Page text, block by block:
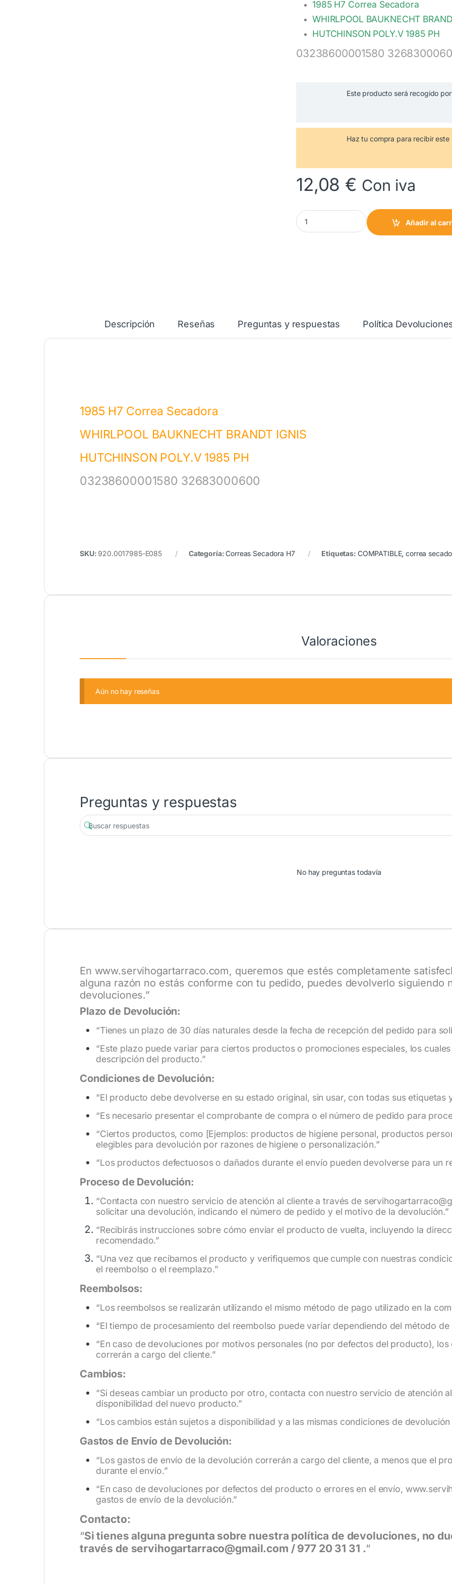
1985 H7 Correa Secadora
WHIRLPOOL BAUKNECHT
HUTCHINSON POLY.V 1985 PH
03238600001580
Este producto será recogido
Haz tu compra para recibir este
12,08 € Con iva
1985 H7 Correa Secadora WHIRLPOOL
Añadir al
Descripción Reseñas Preguntas y respuestas Política
1985 H7 Correa Secadora
WHIRLPOOL BAUKNECHT BRANDT IGNIS
HUTCHINSON POLY.V 1985 PH
03238600001580 32683000600
SKU: 920.0017985-E085 Categoría:Correas Secadora H7 Etiquetas: COMPATIBLE,correa
Valoraciones
Aún no hay reseñas
Preguntas y respuestas
No hay preguntas todavía
En www.servihogartarraco.com, queremos que estés completamente
alguna razón no estás conforme con tu pedido, puedes devolverlo siguiendo
devoluciones.”
Plazo de Devolución:
“Tienes un plazo de 30 días naturales desde la fecha de recepción del pedido para
“Este plazo puede variar para ciertos productos o promociones especiales, los
descripción del producto.”
Condiciones de Devolución:
“El producto debe devolverse en su estado original, sin usar, con todas sus etiquetas
“Es necesario presentar el comprobante de compra o el número de pedido para
“Ciertos productos, como [Ejemplos: productos de higiene personal, productos
elegibles para devolución por razones de higiene o personalización.”
“Los productos defectuosos o dañados durante el envío pueden devolverse para un
Proceso de Devolución:
“Contacta con nuestro servicio de atención al cliente a través de
solicitar una devolución, indicando el número de pedido y el motivo de la devolución.”
“Recibirás instrucciones sobre cómo enviar el producto de vuelta, incluyendo la
recomendado.”
“Una vez que recibamos el producto y verifiquemos que cumple con nuestras
el reembolso o el reemplazo.”
Reembolsos:
“Los reembolsos se realizarán utilizando el mismo método de pago utilizado en la
“El tiempo de procesamiento del reembolso puede variar dependiendo del método
“En caso de devoluciones por motivos personales (no por defectos del producto),
correrán a cargo del cliente.”
Cambios:
“Si deseas cambiar un producto por otro, contacta con nuestro servicio de atención
disponibilidad del nuevo producto.”
“Los cambios están sujetos a disponibilidad y a las mismas condiciones de
Gastos de Envío de Devolución:
“Los gastos de envío de la devolución correrán a cargo del cliente, a menos que el
durante el envío.”
“En caso de devoluciones por defectos del producto o errores en el envío,
gastos de envío de la devolución.”
Contacto:
“Si tienes alguna pregunta sobre nuestra política de devoluciones, no
través de servihogartarraco@gmail.com / 977 20 31 31 .“